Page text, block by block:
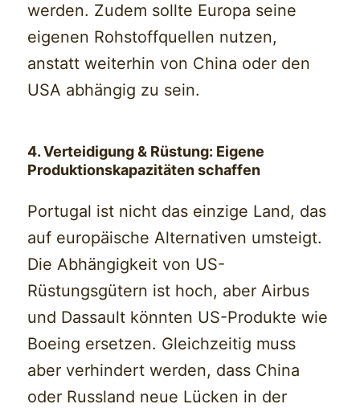
werden. Zudem sollte Europa seine
eigenen Rohstoffquellen nutzen,
anstatt weiterhin von China oder den
USA abhängig zu sein.
4. Verteidigung & Rüstung: Eigene
Produktionskapazitäten schaffen
Portugal ist nicht das einzige Land, das
auf europäische Alternativen umsteigt.
Die Abhängigkeit von US-
Rüstungsgütern ist hoch, aber Airbus
und Dassault könnten US-Produkte wie
Boeing ersetzen. Gleichzeitig muss
aber verhindert werden, dass China
oder Russland neue Lücken in der